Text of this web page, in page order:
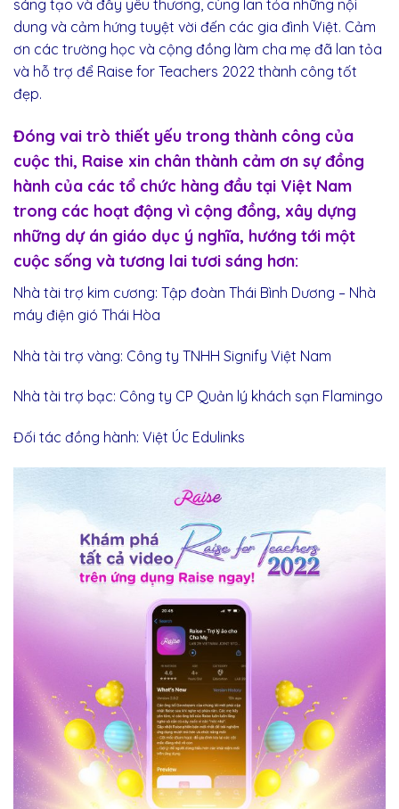
sáng tạo và đầy yêu thương, cùng lan tỏa những nội
dung và cảm hứng tuyệt vời đến các gia đình Việt. Cảm
ơn các trường học và cộng đồng làm cha mẹ đã lan tỏa
và hỗ trợ để Raise for Teachers 2022 thành công tốt
đẹp.
Đóng vai trò thiết yếu trong thành công của
cuộc thi, Raise xin chân thành cảm ơn sự đồng
hành của các tổ chức hàng đầu tại Việt Nam
trong các hoạt động vì cộng đồng, xây dựng
những dự án giáo dục ý nghĩa, hướng tới một
cuộc sống và tương lai tươi sáng hơn:
Nhà tài trợ kim cương: Tập đoàn Thái Bình Dương – Nhà
máy điện gió Thái Hòa
Nhà tài trợ vàng: Công ty TNHH Signify Việt Nam
Nhà tài trợ bạc: Công ty CP Quản lý khách sạn Flamingo
Đối tác đồng hành: Việt Úc Edulinks